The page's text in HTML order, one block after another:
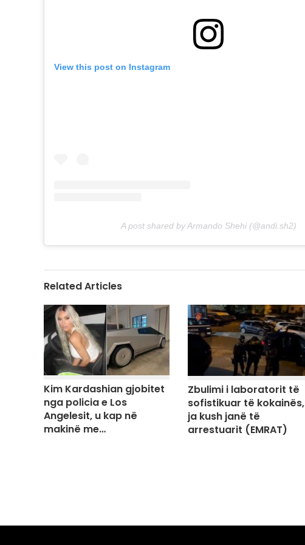
View this post on Instagram
A post shared by Armando Shehi (@andi.sh2)
Related Articles
Kim Kardashian gjobitet
nga policia e Los
Angelesit, u kap në
makinë me…
Zbulimi i laboratorit të
sofistikuar të kokainës,
ja kush janë të
arrestuarit (EMRAT)